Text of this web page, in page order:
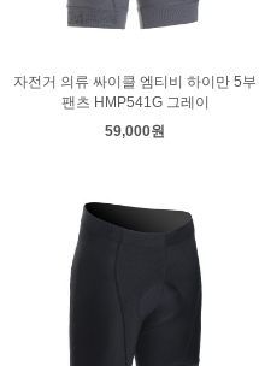
자전거 의류 싸이클 엠티비 하이만 5부
팬츠 HMP541G 그레이
59,000원